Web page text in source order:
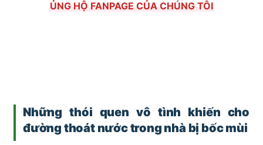
ỦNG HỘ FANPAGE CỦA CHÚNG TÔI
Những thói quen vô tình khiến cho
đường thoát nước trong nhà bị bốc mùi